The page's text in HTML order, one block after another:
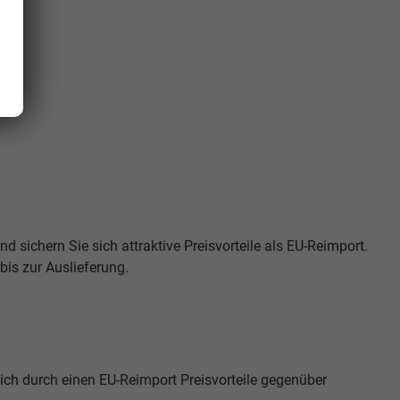
sichern Sie sich attraktive Preisvorteile als EU-Reimport.
zur Auslieferung.
durch einen EU-Reimport Preisvorteile gegenüber